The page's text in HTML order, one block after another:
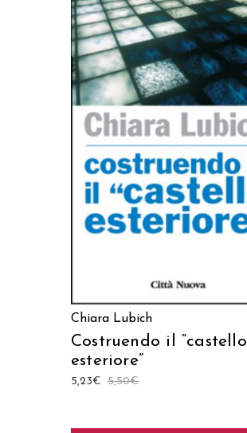
AGGIUNGI AL CARRELLO
Chiara Lubich
Costruendo il “castello
esteriore”
5,50€
5,23€